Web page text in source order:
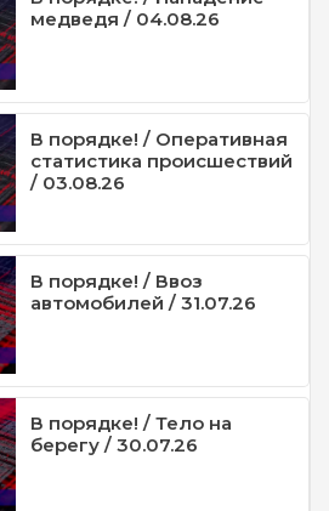
медведя / 04.08.26
В порядке! / Оперативная
статистика происшествий
/ 03.08.26
В порядке! / Ввоз
автомобилей / 31.07.26
В порядке! / Тело на
берегу / 30.07.26